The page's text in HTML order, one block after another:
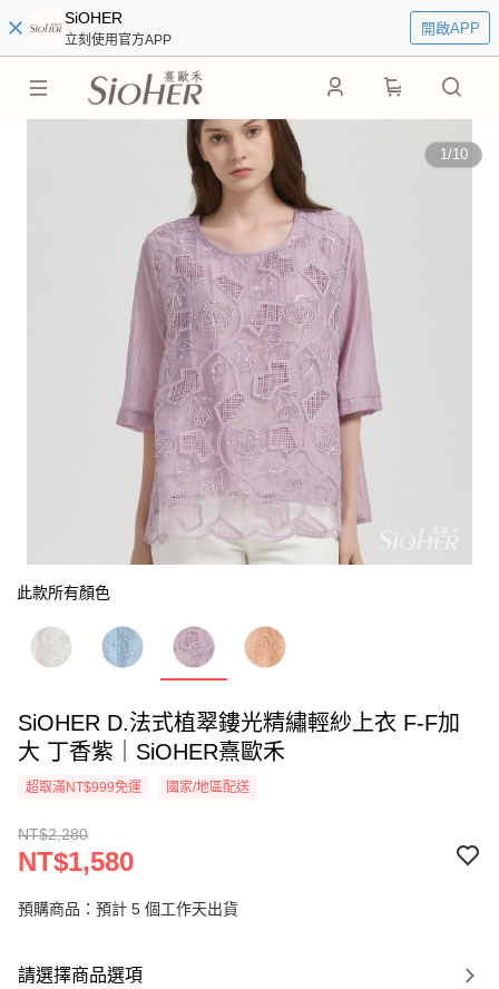
SiOHER
立刻使用官方APP
開啟APP
1/10
此款所有顏色
SiOHER D.法式植翠鏤光精繡輕紗上衣 F-F加
大 丁香紫｜SiOHER熹歐禾
超取滿NT$999免運 國家/地區配送
NT$2,280
NT$1,580
預購商品：預計 5 個工作天出貨
請選擇商品選項